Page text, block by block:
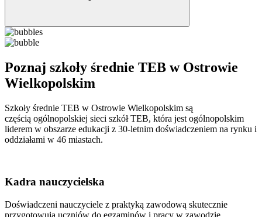
Poznaj szkoły średnie TEB w Ostrowie
Wielkopolskim
Szkoły średnie TEB w Ostrowie Wielkopolskim są
częścią ogólnopolskiej sieci szkół TEB, która jest ogólnopolskim
liderem w obszarze edukacji z 30-letnim doświadczeniem na rynku i
oddziałami w 46 miastach.
Kadra nauczycielska
Doświadczeni nauczyciele z praktyką zawodową skutecznie
przygotowują uczniów do egzaminów i pracy w zawodzie.